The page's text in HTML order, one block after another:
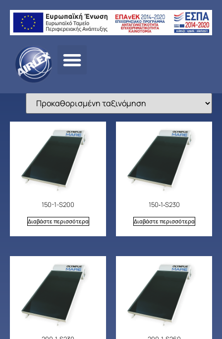
Αρχική σελίδα /ΠΡΟΪΟΝΤΑ
BOILERS/OLYMPUS
150-1-S200
Διαβάστε περισσότερα
150‐1‐S230
Διαβάστε περισσότερα